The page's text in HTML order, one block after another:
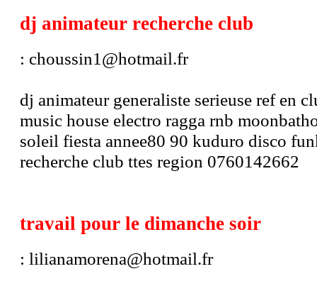
dj animateur recherche club
: choussin1@hotmail.fr
dj animateur generaliste serieuse ref en
music house electro ragga rnb
soleil fiesta annee80 90 kuduro disco
recherche club ttes region 0760142662
travail pour le dimanche soir
: lilianamorena@hotmail.fr